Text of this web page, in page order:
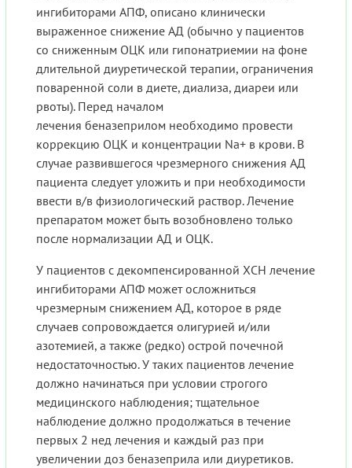
ингибиторами АПФ, описано клинически
выраженное снижение АД (обычно у пациентов
со сниженным ОЦК или гипонатриемии на фоне
длительной диуретической терапии, ограничения
поваренной соли в диете, диализа, диареи или
рвоты). Перед началом
лечения беназеприлом необходимо провести
коррекцию ОЦК и концентрации Na+ в крови. В
случае развившегося чрезмерного снижения АД
пациента следует уложить и при необходимости
ввести в/в физиологический раствор. Лечение
препаратом может быть возобновлено только
после нормализации АД и ОЦК.
У пациентов с декомпенсированной ХСН лечение
ингибиторами АПФ может осложниться
чрезмерным снижением АД, которое в ряде
случаев сопровождается олигурией и/или
азотемией, а также (редко) острой почечной
недостаточностью. У таких пациентов лечение
должно начинаться при условии строгого
медицинского наблюдения; тщательное
наблюдение должно продолжаться в течение
первых 2 нед лечения и каждый раз при
увеличении доз беназеприла или диуретиков.